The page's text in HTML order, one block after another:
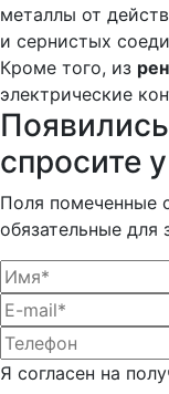
металлы от
и сернистых
Кроме того, из
электрические
спросите
Поля помеченные
обязательные для
Я согласен на